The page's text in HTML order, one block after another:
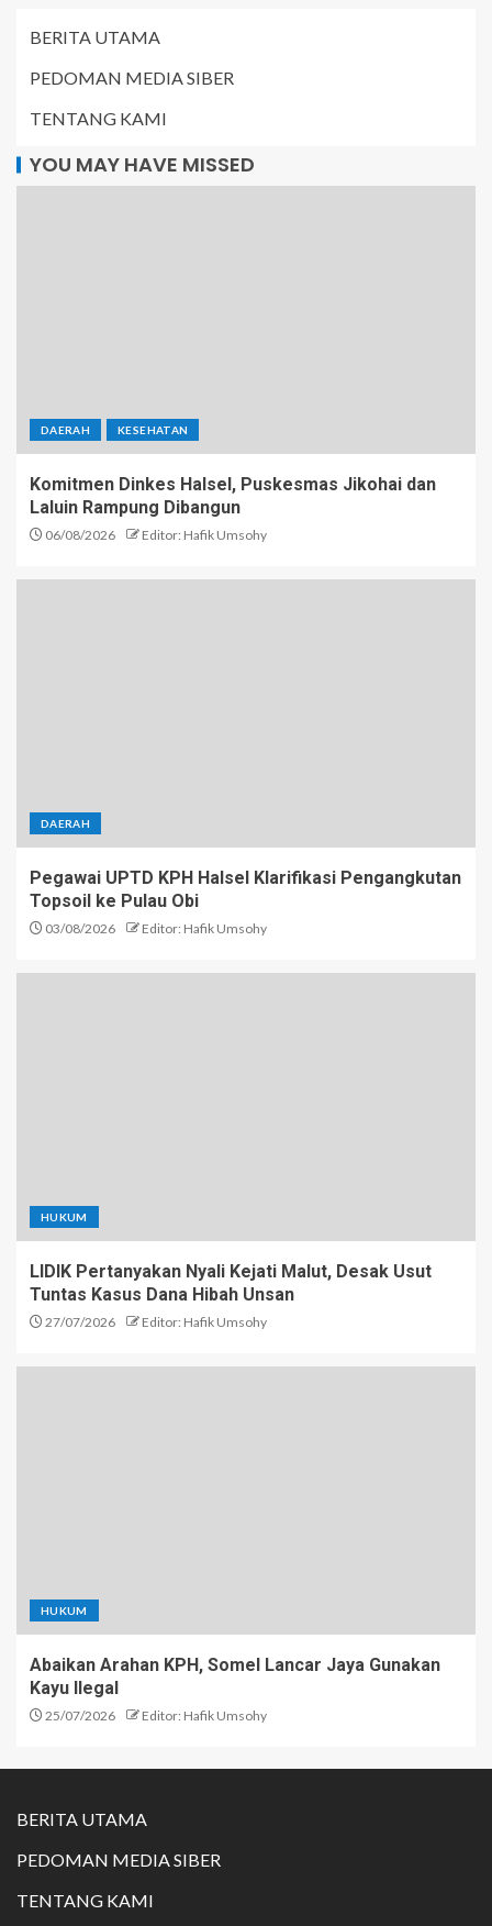
BERITA UTAMA
PEDOMAN MEDIA SIBER
TENTANG KAMI
YOU MAY HAVE MISSED
DAERAH KESEHATAN
Komitmen Dinkes Halsel, Puskesmas Jikohai dan
Laluin Rampung Dibangun
06/08/2026 Editor: Hafik Umsohy
DAERAH
Pegawai UPTD KPH Halsel Klarifikasi Pengangkutan
Topsoil ke Pulau Obi
03/08/2026 Editor: Hafik Umsohy
HUKUM
LIDIK Pertanyakan Nyali Kejati Malut, Desak Usut
Tuntas Kasus Dana Hibah Unsan
27/07/2026 Editor: Hafik Umsohy
HUKUM
Abaikan Arahan KPH, Somel Lancar Jaya Gunakan
Kayu Ilegal
25/07/2026 Editor: Hafik Umsohy
BERITA UTAMA
PEDOMAN MEDIA SIBER
TENTANG KAMI